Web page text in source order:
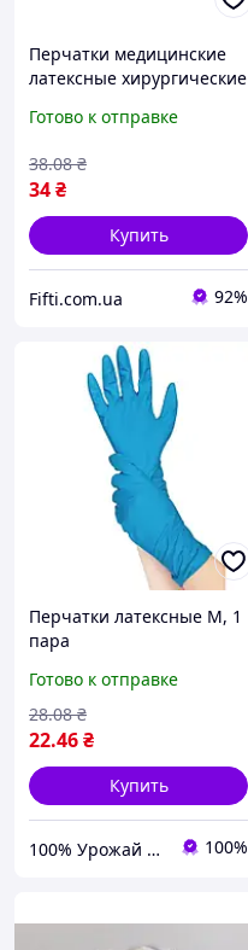
Перчатки медицинские
латексные хирургические
размер 6.5(1017335486)
Готово к отправке
34₴
38.08 ₴
Купить
Fifti.com.ua 92%
Перчатки латексные M, 1
пара
Готово к отправке
22.46₴
28.08 ₴
Купить
100% Урожай – Официальный дистрибьютор органических продуктов 100%